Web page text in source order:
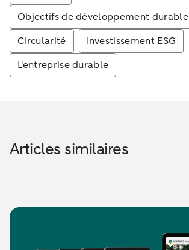
Objectifs de développement durable
Circularité
Investissement ESG
L'entreprise durable
Articles similaires